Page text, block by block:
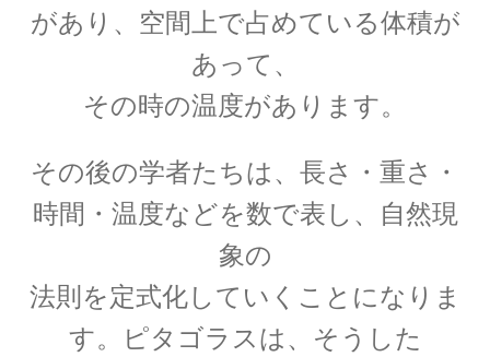
J・R・マイヤー
【熱と仕事の変換｜エネルギーの概念の確立に
J・チャドウィック
【中性子を発見しガン治療に応用｜マンハッタ
があり、空間上で占めている体積が
あって、
その時の温度があります。
その後の学者たちは、長さ・重さ・
時間・温度などを数で表し、自然現
象の
法則を定式化していくことになりま
す。ピタゴラスは、そうした